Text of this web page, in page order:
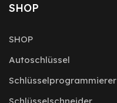
SHOP
SHOP
Autoschlüssel
Schlüsselprogrammierer